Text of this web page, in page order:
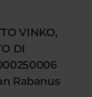
VINKO,
DI
Rabanus